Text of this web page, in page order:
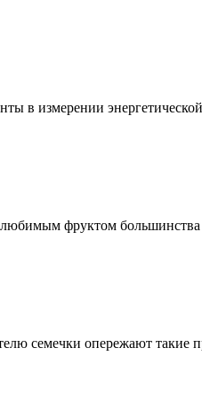
в измерении
фруктом
семечки опережают такие